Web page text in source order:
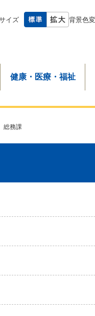
イズ 背景色
健康・医療・福祉
総務課